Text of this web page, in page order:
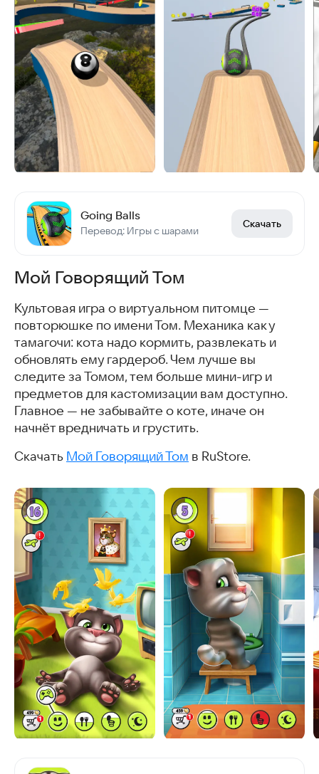
Going Balls
Перевод: Игры с шарами
Скачать
Мой Говорящий Том
Культовая игра о виртуальном питомце —
повторюшке по имени Том. Механика как у
тамагочи: кота надо кормить, развлекать и
обновлять ему гардероб. Чем лучше вы
следите за Томом, тем больше мини-игр и
предметов для кастомизации вам доступно.
Главное — не забывайте о коте, иначе он
начнёт вредничать и грустить.
Скачать Мой Говорящий Том в RuStore.